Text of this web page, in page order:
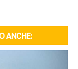
ANCHE: